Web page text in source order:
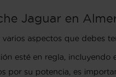
Jaguar en
aspectos que debes
esté en regla, incluyendo
por su potencia, es